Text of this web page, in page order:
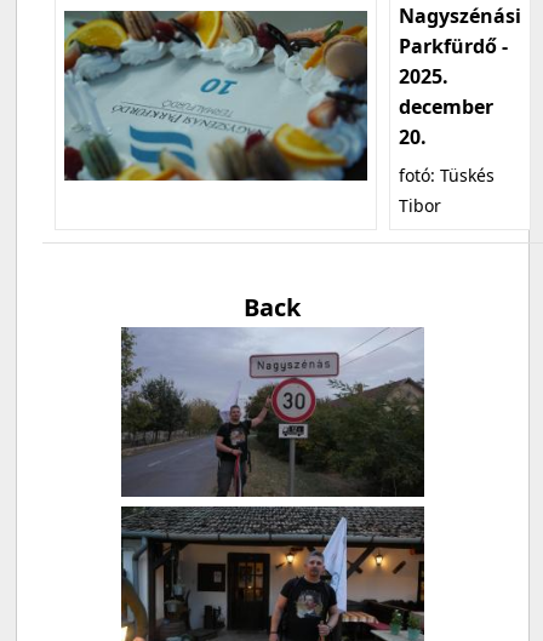
Nagyszénási
Parkfürdő -
2025.
december
20.
fotó: Tüskés
Tibor
Back